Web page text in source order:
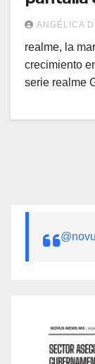
ANGÉLICA
realme, la
crecimiento
serie realme